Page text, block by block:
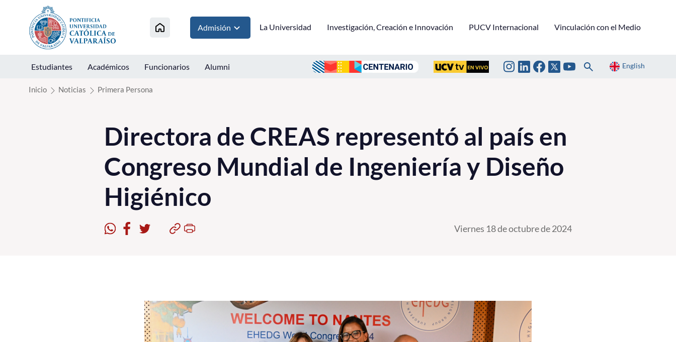
Click acá para ir directamente al contenido
Admisión La Universidad Investigación, Creación e Innovación PUCV Internacional Vinculación con el Medio
Estudiantes Académicos Funcionarios Alumni English
Inicio Noticias Primera Persona
Directora de CREAS representó al país en
Congreso Mundial de Ingeniería y Diseño
Higiénico
Viernes 18 de octubre de 2024